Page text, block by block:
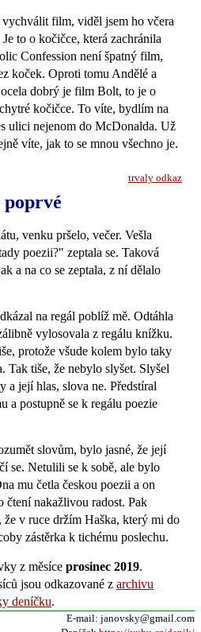
vychválit film, viděl jsem ho včera
to o kočičce, která zachránila
Confession není špatný film,
koček. Oproti tomu Andělé a
dobrý je film Bolt, to je o
kočičce. To víte, bydlím na
ulici nejenom do McDonalda. Už
víte, jak to se mnou všechno je.
trvaly odkaz
venku pršelo, večer. Vešla
poezii?" zeptala se. Taková
a na co se zeptala, z ní dělalo
na regál poblíž mě. Odtáhla
vylosovala z regálu knížku.
protože všude kolem bylo taky
Tak tiše, že nebylo slyšet. Slyšel
a její hlas, slova ne. Předstíral
a postupně se k regálu poezie
slovům, bylo jasné, že její
se. Netulili se k sobě, ale bylo
mu četla českou poezii a on
čtení nakažlivou radost. Pak
v ruce držím Haška, který mi do
zástěrka k tichému poslechu.
z měsíce prosinec 2019.
jsou odkazované z archivu
deníčku.
E-mail: janovsky@gmail.com